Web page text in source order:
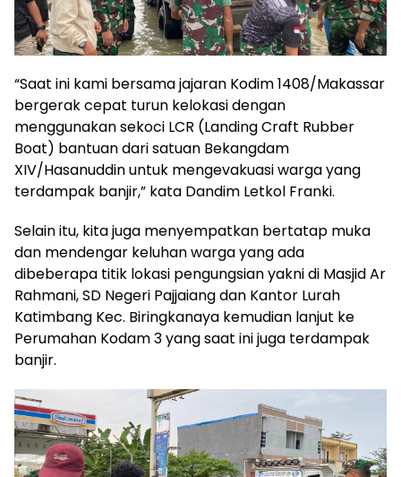
“Saat ini kami bersama jajaran Kodim 1408/Makassar
bergerak cepat turun kelokasi dengan
menggunakan sekoci LCR (Landing Craft Rubber
Boat) bantuan dari satuan Bekangdam
XIV/Hasanuddin untuk mengevakuasi warga yang
terdampak banjir,” kata Dandim Letkol Franki.
Selain itu, kita juga menyempatkan bertatap muka
dan mendengar keluhan warga yang ada
dibeberapa titik lokasi pengungsian yakni di Masjid Ar
Rahmani, SD Negeri Pajjaiang dan Kantor Lurah
Katimbang Kec. Biringkanaya kemudian lanjut ke
Perumahan Kodam 3 yang saat ini juga terdampak
banjir.